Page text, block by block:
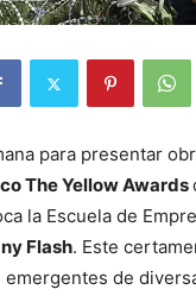
para presentar
The Yellow Awards
la Escuela de
Flash. Este
de